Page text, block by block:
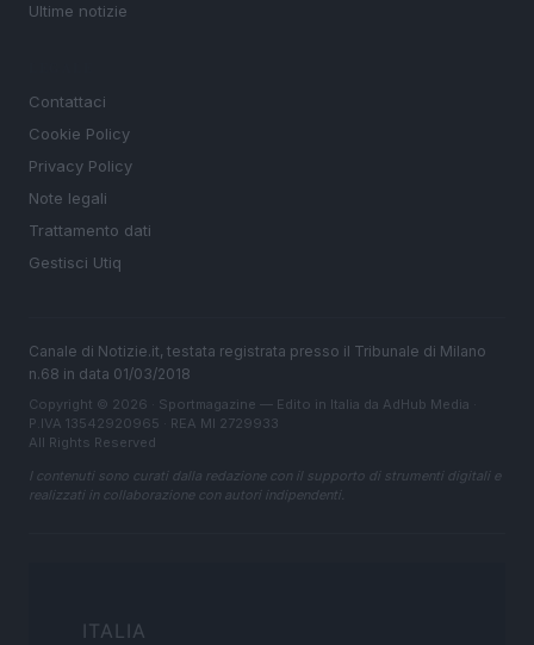
Ultime notizie
Contattaci
Cookie Policy
Privacy Policy
Note legali
Trattamento dati
Gestisci Utiq
Canale di Notizie.it, testata registrata presso il Tribunale di Milano
n.68 in data 01/03/2018
Copyright © 2026 · Sportmagazine — Edito in Italia da AdHub Media
P.IVA 13542920965 · REA MI 2729933
All Rights Reserved
I contenuti sono curati dalla redazione con il supporto di strumenti digitali e
realizzati in collaborazione con autori indipendenti.
ITALIA